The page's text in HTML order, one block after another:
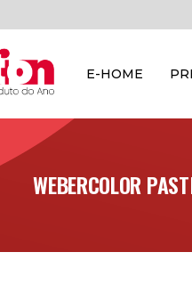
E-HOME
WEBERCOLOR